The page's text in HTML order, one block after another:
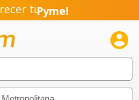
tuPyme!
Emprendimiento!
